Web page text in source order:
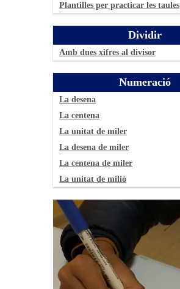
Plantilles per practicar les taules
Dividir
Amb dues xifres al divisor
Numeració
La desena
La centena
La unitat de miler
La desena de miler
La centena de miler
La unitat de milió